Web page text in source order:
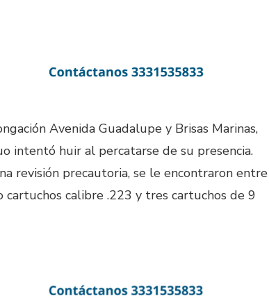
Avenida Guadalupe y Brisas Marinas,
intentó huir al percatarse de su presencia.
revisión precautoria, se le encontraron entre
calibre .223 y tres cartuchos de 9